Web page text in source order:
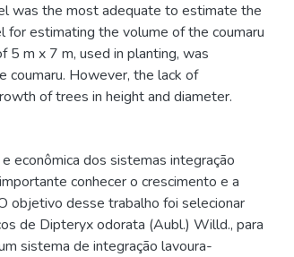
was the most adequate to estimate the
estimating the volume of the coumaru
5 m x 7 m, used in planting, was
However, the lack of
of trees in height and diameter.
econômica dos sistemas integração
conhecer o crescimento e a
objetivo desse trabalho foi selecionar
de Dipteryx odorata (Aubl.) Willd., para
sistema de integração lavoura-